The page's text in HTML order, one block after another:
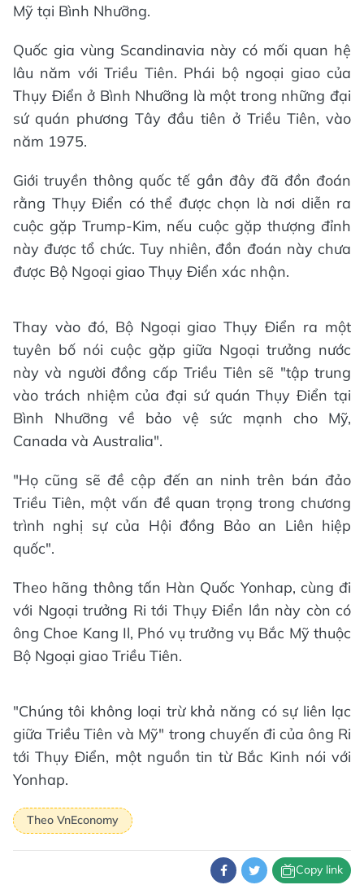
Mỹ tại Bình Nhưỡng.
Quốc gia vùng Scandinavia này có mối quan hệ
lâu năm với Triều Tiên. Phái bộ ngoại giao của
Thụy Điển ở Bình Nhưỡng là một trong những đại
sứ quán phương Tây đầu tiên ở Triều Tiên, vào
năm 1975.
Giới truyền thông quốc tế gần đây đã đồn đoán
rằng Thụy Điển có thể được chọn là nơi diễn ra
cuộc gặp Trump-Kim, nếu cuộc gặp thượng đỉnh
này được tổ chức. Tuy nhiên, đồn đoán này chưa
được Bộ Ngoại giao Thụy Điển xác nhận.
Thay vào đó, Bộ Ngoại giao Thụy Điển ra một
tuyên bố nói cuộc gặp giữa Ngoại trưởng nước
này và người đồng cấp Triều Tiên sẽ "tập trung
vào trách nhiệm của đại sứ quán Thụy Điển tại
Bình Nhưỡng về bảo vệ sức mạnh cho Mỹ,
Canada và Australia".
"Họ cũng sẽ đề cập đến an ninh trên bán đảo
Triều Tiên, một vấn đề quan trọng trong chương
trình nghị sự của Hội đồng Bảo an Liên hiệp
quốc".
Theo hãng thông tấn Hàn Quốc Yonhap, cùng đi
với Ngoại trưởng Ri tới Thụy Điển lần này còn có
ông Choe Kang Il, Phó vụ trưởng vụ Bắc Mỹ thuộc
Bộ Ngoại giao Triều Tiên.
"Chúng tôi không loại trừ khả năng có sự liên lạc
giữa Triều Tiên và Mỹ" trong chuyến đi của ông Ri
tới Thụy Điển, một nguồn tin từ Bắc Kinh nói với
Yonhap.
Theo VnEconomy
Copy link